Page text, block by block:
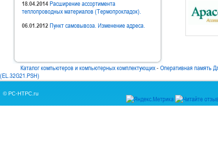
18.04.2014Расширение ассортимента
теплопроводных материалов (Термопрокладок).
06.01.2012Пункт самовывоза. Изменение адреса.
Каталог компьютеров и компьютерных комплектующих-Оперативная память
(EL.32G21.PSH)
© PC-HTPC.ru